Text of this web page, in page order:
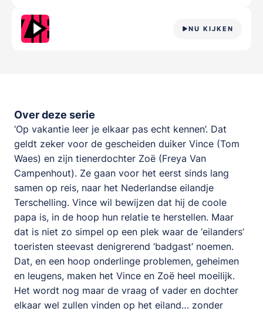
NU KIJKEN
Over deze serie
‘Op vakantie leer je elkaar pas echt kennen’. Dat
geldt zeker voor de gescheiden duiker Vince (Tom
Waes) en zijn tienerdochter Zoë (Freya Van
Campenhout). Ze gaan voor het eerst sinds lang
samen op reis, naar het Nederlandse eilandje
Terschelling. Vince wil bewijzen dat hij de coole
papa is, in de hoop hun relatie te herstellen. Maar
dat is niet zo simpel op een plek waar de ‘eilanders’
toeristen steevast denigrerend ‘badgast’ noemen.
Dat, en een hoop onderlinge problemen, geheimen
en leugens, maken het Vince en Zoë heel moeilijk.
Het wordt nog maar de vraag of vader en dochter
elkaar wel zullen vinden op het eiland… zonder